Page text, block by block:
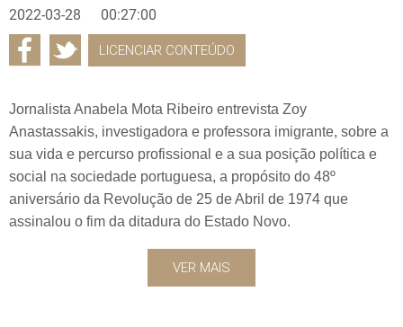
2022-03-28 00:27:00
LICENCIAR CONTEÚDO
Jornalista Anabela Mota Ribeiro entrevista Zoy
Anastassakis, investigadora e professora imigrante, sobre a
sua vida e percurso profissional e a sua posição política e
social na sociedade portuguesa, a propósito do 48º
aniversário da Revolução de 25 de Abril de 1974 que
assinalou o fim da ditadura do Estado Novo.
VER MAIS